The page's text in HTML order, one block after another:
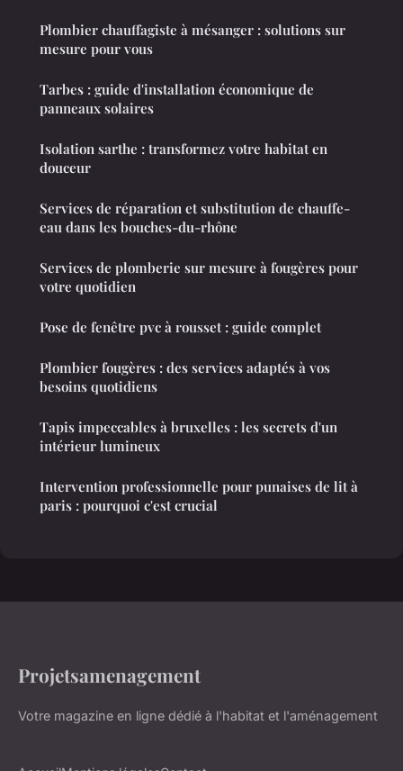
Plombier chauffagiste à mésanger : solutions sur
mesure pour vous
Tarbes : guide d'installation économique de
panneaux solaires
Isolation sarthe : transformez votre habitat en
douceur
Services de réparation et substitution de chauffe-
eau dans les bouches-du-rhône
Services de plomberie sur mesure à fougères pour
votre quotidien
Pose de fenêtre pvc à rousset : guide complet
Plombier fougères : des services adaptés à vos
besoins quotidiens
Tapis impeccables à bruxelles : les secrets d'un
intérieur lumineux
Intervention professionnelle pour punaises de lit à
paris : pourquoi c'est crucial
Projetsamenagement
Votre magazine en ligne dédié à l'habitat et l'aménagement